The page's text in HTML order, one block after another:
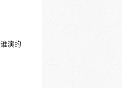
演的